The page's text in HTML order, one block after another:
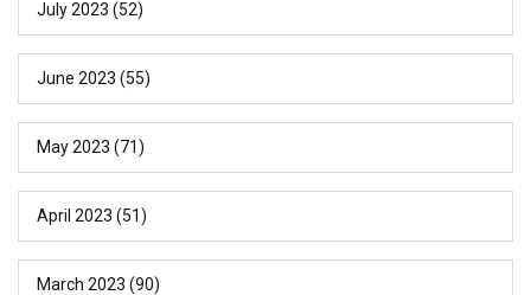
July 2023 (52)
June 2023 (55)
May 2023 (71)
April 2023 (51)
March 2023 (90)